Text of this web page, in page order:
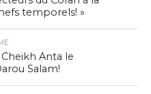
temporels! »
Anta le
Salam!